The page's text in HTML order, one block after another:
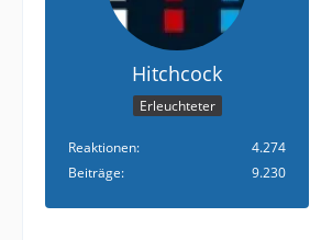
Hitchcock
Erleuchteter
Reaktionen
4.274
Beiträge
9.230